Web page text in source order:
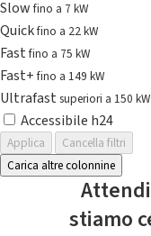
Slowfino a 7 kW
Quickfino a 22 kW
Fastfino a 75 kW
Fast+fino a 149 kW
Ultrafast superiori a 150 kW
Accessibile h24
Applica
Cancella filtri
Carica altre colonnine
stiamo